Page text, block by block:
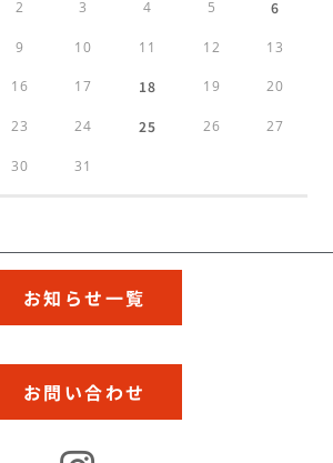
2 3 4 5 6
9 10 11 12 13
16 17 18 19 20
23 24 25 26 27
30 31
お知らせ一覧
お問い合わせ